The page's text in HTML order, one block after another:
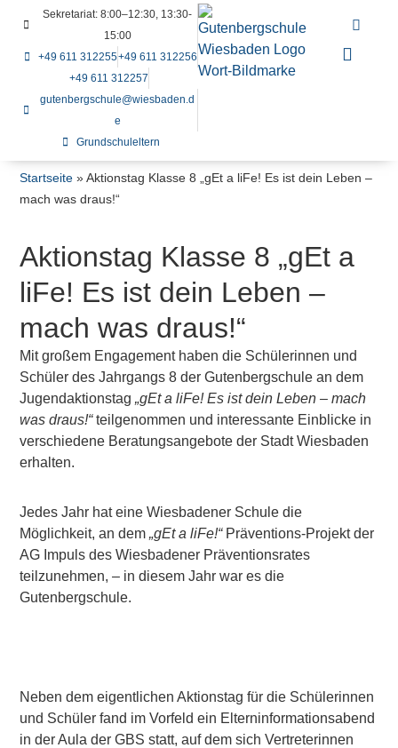
Sekretariat: 8:00–12:30, 13:30-
15:00
+49 611 312255+49 611 312256
+49 611 312257
gutenbergschule@wiesbaden.d
e
Grundschuleltern
Startseite »Aktionstag Klasse 8 „gEt a liFe! Es ist dein Leben –
mach was draus!“
Aktionstag Klasse 8 „gEt a
liFe! Es ist dein Leben –
mach was draus!“
Mit großem Engagement haben die Schülerinnen und
Schüler des Jahrgangs 8 der Gutenbergschule an dem
Jugendaktionstag„gEt a liFe! Es ist dein Leben – mach
was draus!“teilgenommen und interessante Einblicke in
verschiedene Beratungsangebote der Stadt Wiesbaden
erhalten.
Jedes Jahr hat eine Wiesbadener Schule die
Möglichkeit, an dem„gEt a liFe!“ Präventions-Projekt der
AG Impuls des Wiesbadener Präventionsrates
teilzunehmen, – in diesem Jahr war es die
Gutenbergschule.
Neben dem eigentlichen Aktionstag für die Schülerinnen
und Schüler fand im Vorfeld ein Elterninformationsabend
in der Aula der GBS statt, auf dem sich Vertreterinnen